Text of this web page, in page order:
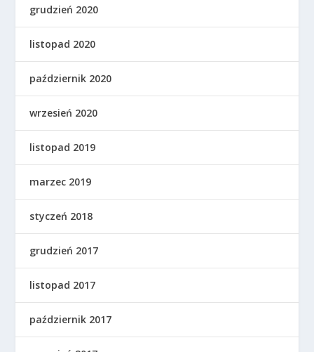
grudzień 2020
listopad 2020
październik 2020
wrzesień 2020
listopad 2019
marzec 2019
styczeń 2018
grudzień 2017
listopad 2017
październik 2017